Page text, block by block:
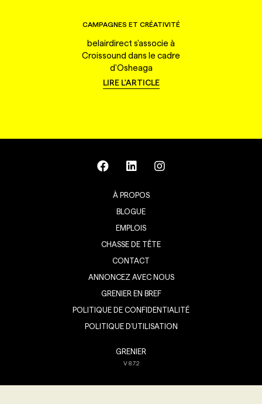
CAMPAGNES ET CRÉATIVITÉ
belairdirect s'associe à
Croissound dans le cadre
d'Osheaga
LIRE L'ARTICLE
À PROPOS
BLOGUE
EMPLOIS
CHASSE DE TÊTE
CONTACT
ANNONCEZ AVEC NOUS
GRENIER EN BREF
POLITIQUE DE CONFIDENTIALITÉ
POLITIQUE D’UTILISATION
GRENIER
V8.7.2